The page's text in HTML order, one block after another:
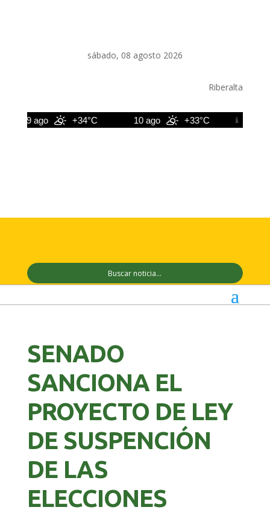
sábado, 08 agosto 2026
Riberalta
9 ago +34°C 10 ago +33°C 11 ago
SENADO
SANCIONA EL
PROYECTO DE LEY
DE SUSPENCIÓN
DE LAS
ELECCIONES